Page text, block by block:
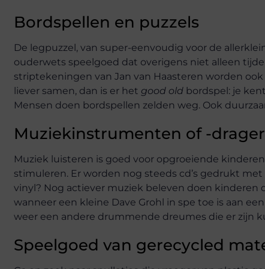
Bordspellen en puzzels
De legpuzzel, van super-eenvoudig voor de
ouderwets speelgoed dat overigens niet alleen
striptekeningen van Jan van Haasteren worden
liever samen, dan is er het good old bordspel: je
Mensen doen bordspellen zelden weg. Ook
Muziekinstrumenten of -
Muziek luisteren is goed voor opgroeiende
stimuleren. Er worden nog steeds cd’s gedrukt
vinyl? Nog actiever muziek beleven doen
wanneer een kleine Dave Grohl in spe toe is aan
weer een andere drummende dreumes die er zijn
Speelgoed van gerecycled